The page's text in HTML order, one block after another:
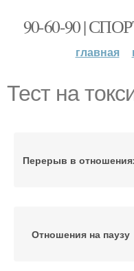
90-60-90 |
главная
Тест на
Перерыв в
Отношения на паузу